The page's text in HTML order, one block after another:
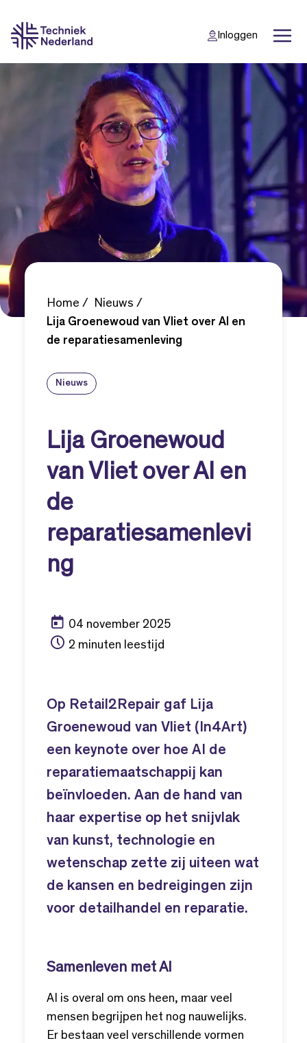
Inloggen
Home
Nieuws
Lija Groenewoud van Vliet over AI en
de reparatiesamenleving
Nieuws
Lija Groenewoud
van Vliet over AI en
de
reparatiesamenlevi
ng
04 november 2025
2 minuten leestijd
Op Retail2Repair gaf Lija
Groenewoud van Vliet (In4Art)
een keynote over hoe AI de
reparatiemaatschappij kan
beïnvloeden. Aan de hand van
haar expertise op het snijvlak
van kunst, technologie en
wetenschap zette zij uiteen wat
de kansen en bedreigingen zijn
voor detailhandel en reparatie.
Samenleven met AI
AI is overal om ons heen, maar veel
mensen begrijpen het nog nauwelijks.
Er bestaan veel verschillende vormen